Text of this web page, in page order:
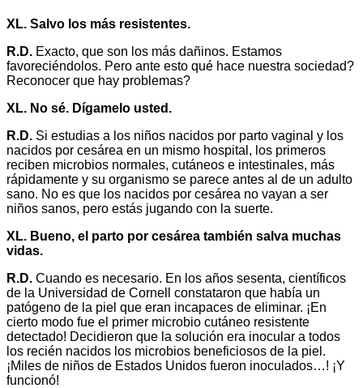
XL. Salvo los más resistentes.
R.D. Exacto, que son los más dañinos. Estamos
favoreciéndolos. Pero ante esto qué hace nuestra sociedad?
Reconocer que hay problemas?
XL. No sé. Dígamelo usted.
R.D. Si estudias a los niños nacidos por parto vaginal y los
nacidos por cesárea en un mismo hospital, los primeros
reciben microbios normales, cutáneos e intestinales, más
rápidamente y su organismo se parece antes al de un adulto
sano. No es que los nacidos por cesárea no vayan a ser
niños sanos, pero estás jugando con la suerte.
XL. Bueno, el parto por cesárea también salva muchas
vidas.
R.D. Cuando es necesario. En los años sesenta, científicos
de la Universidad de Cornell constataron que había un
patógeno de la piel que eran incapaces de eliminar. ¡En
cierto modo fue el primer microbio cutáneo resistente
detectado! Decidieron que la solución era inocular a todos
los recién nacidos los microbios beneficiosos de la piel.
¡Miles de niños de Estados Unidos fueron inoculados…! ¡Y
funcionó!